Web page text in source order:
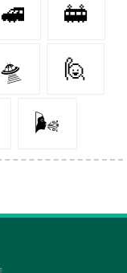
🚅 🚋
🛸 🙋‍
🌬️